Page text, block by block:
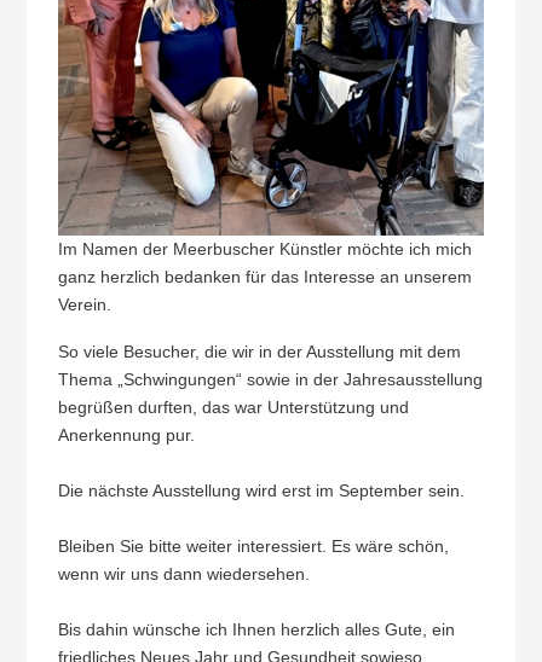
Im Namen der Meerbuscher Künstler möchte ich mich
ganz herzlich bedanken für das Interesse an unserem
Verein.
So viele Besucher, die wir in der Ausstellung mit dem
Thema „Schwingungen“ sowie in der Jahresausstellung
begrüßen durften, das war Unterstützung und
Anerkennung pur.
Die nächste Ausstellung wird erst im September sein.
Bleiben Sie bitte weiter interessiert. Es wäre schön,
wenn wir uns dann wiedersehen.
Bis dahin wünsche ich Ihnen herzlich alles Gute, ein
friedliches Neues Jahr und Gesundheit sowieso.